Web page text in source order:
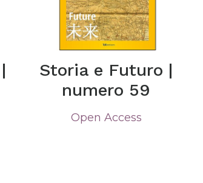
Storia e Futuro |
numero 59
Open Access